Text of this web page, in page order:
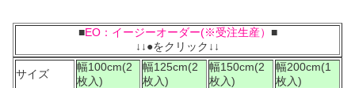
■EO：イージーオーダー(※受注生産） ■
↓↓●をクリック↓↓
サイズ
幅100cm(2
枚入)
幅125cm(2
枚入)
幅150cm(2
枚入)
幅200cm(1
枚入)